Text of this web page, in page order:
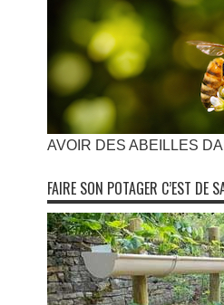
AVOIR DES ABEILLES
FAIRE SON POTAGER C’EST DE